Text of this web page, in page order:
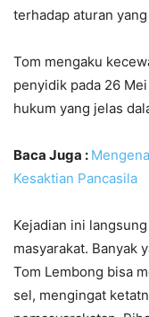
terhadap aturan
Tom mengaku
penyidik pada 26
hukum yang jelas
Baca Juga :
Kesaktian Pancasila
Kejadian ini
masyarakat. Banyak
Tom Lembong bisa
sel, mengingat